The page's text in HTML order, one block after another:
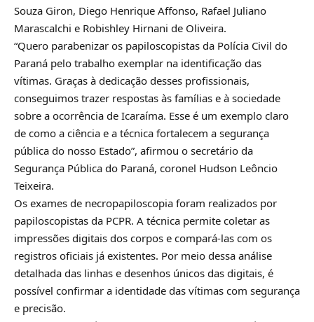
Souza Giron, Diego Henrique Affonso, Rafael Juliano
Marascalchi e Robishley Hirnani de Oliveira.
“Quero parabenizar os papiloscopistas da Polícia Civil do
Paraná pelo trabalho exemplar na identificação das
vítimas. Graças à dedicação desses profissionais,
conseguimos trazer respostas às famílias e à sociedade
sobre a ocorrência de Icaraíma. Esse é um exemplo claro
de como a ciência e a técnica fortalecem a segurança
pública do nosso Estado”, afirmou o secretário da
Segurança Pública do Paraná, coronel Hudson Leôncio
Teixeira.
Os exames de necropapiloscopia foram realizados por
papiloscopistas da PCPR. A técnica permite coletar as
impressões digitais dos corpos e compará-las com os
registros oficiais já existentes. Por meio dessa análise
detalhada das linhas e desenhos únicos das digitais, é
possível confirmar a identidade das vítimas com segurança
e precisão.